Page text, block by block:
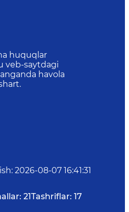
huquqlar
veb-saytdagi
havola
: 2026-08-07 16:41:31
21Tashriflar: 17